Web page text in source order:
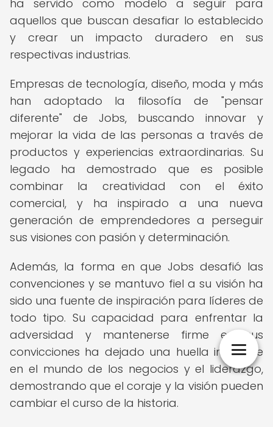
ha servido como modelo a seguir para
aquellos que buscan desafiar lo establecido
y crear un impacto duradero en sus
respectivas industrias.
Empresas de tecnología, diseño, moda y más
han adoptado la filosofía de "pensar
diferente" de Jobs, buscando innovar y
mejorar la vida de las personas a través de
productos y experiencias extraordinarias. Su
legado ha demostrado que es posible
combinar la creatividad con el éxito
comercial, y ha inspirado a una nueva
generación de emprendedores a perseguir
sus visiones con pasión y determinación.
Además, la forma en que Jobs desafió las
convenciones y se mantuvo fiel a su visión ha
sido una fuente de inspiración para líderes de
todo tipo. Su capacidad para enfrentar la
adversidad y mantenerse firme en sus
convicciones ha dejado una huella indeleble
en el mundo de los negocios y el liderazgo,
demostrando que el coraje y la visión pueden
cambiar el curso de la historia.